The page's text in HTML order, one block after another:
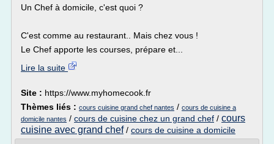
Un Chef à domicile, c'est quoi ?
C'est comme au restaurant.. Mais chez vous !
Le Chef apporte les courses, prépare et...
Lire la suite
Site : https://www.myhomecook.fr
Thèmes liés : cours cuisine grand chef nantes / cours de cuisine a
domicile nantes / cours de cuisine chez un grand chef / cours
cuisine avec grand chef/ cours de cuisine a domicile